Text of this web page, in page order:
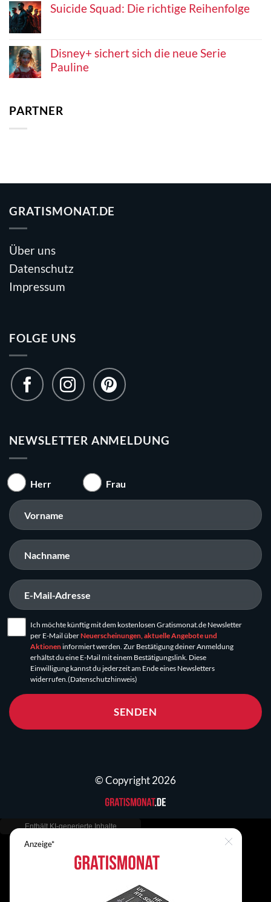
Suicide Squad: Die richtige Reihenfolge
Disney+ sichert sich die neue Serie
Pauline
PARTNER
GRATISMONAT.DE
Über uns
Datenschutz
Impressum
FOLGE UNS
NEWSLETTER ANMELDUNG
Herr Frau
Ich möchte künftig mit dem kostenlosen Gratismonat.de Newsletter
per E-Mail überNeuerscheinungen, aktuelle Angebote und
Aktioneninformiert werden. Zur Bestätigung deiner Anmeldung
erhältst du eine E-Mail mit einem Bestätigungslink. Diese
Einwilligung kannst du jederzeit am Ende eines Newsletters
widerrufen.(Datenschutzhinweis)
SENDEN
© Copyright 2026
Anzeige* Close